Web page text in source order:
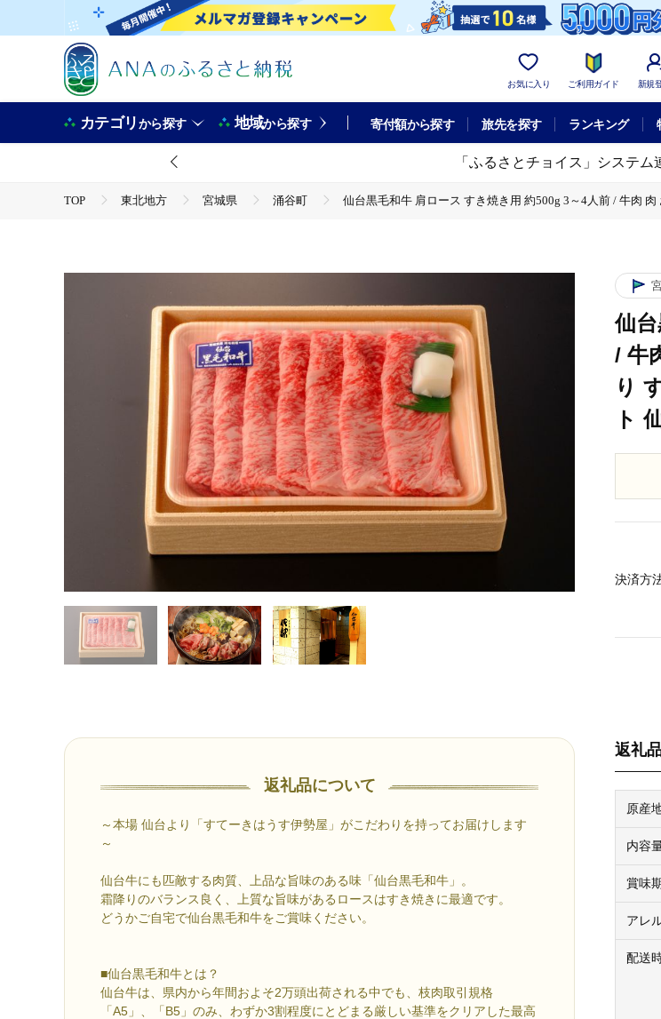
お気に入り ご利用ガイド 新規
カテゴリから探す 地域から探す 寄付額から探す 旅先を探す ランキング
「ふるさとチョイス」システム
TOP 東北地方 宮城県 涌谷町
仙台黒毛和牛 肩ロース すき焼き用 約500g 3～4人前 / 牛肉
仙台黒毛和牛 肩ロース すき焼き用 約500g 3～4人前 / 牛肉 肉 お肉 ブランド牛 国産牛 和牛 黒毛和牛 霜降り すき
牛肉
すき焼き(牛肉)
仙台黒毛和牛 肩ロース すき焼き用 約500g 3～4人前 / 牛肉 肉 お肉 ブランド牛 国産牛 和牛 黒毛和牛 霜降り すき
返礼品について
～本場 仙台より「すてーきはうす伊勢屋」がこだわりを持ってお届けします
～
仙台牛にも匹敵する肉質、上品な旨味のある味「仙台黒毛和牛」。
霜降りのバランス良く、上質な旨味があるロースはすき焼きに最適です。
どうかご自宅で仙台黒毛和牛をご賞味ください。
■仙台黒毛和牛とは？
仙台牛は、県内から年間およそ2万頭出荷される中でも、枝肉取引規格
「A5」、「B5」のみ、わずか3割程度にとどまる厳しい基準をクリアした最高
仙
/ 牛
り
ト
返礼
原産
内容
賞味
アレ
配送
決済方